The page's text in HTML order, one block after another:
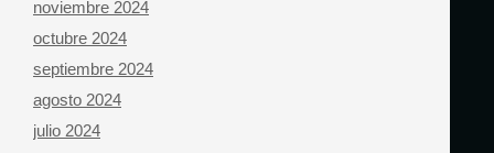
noviembre 2024
octubre 2024
septiembre 2024
agosto 2024
julio 2024